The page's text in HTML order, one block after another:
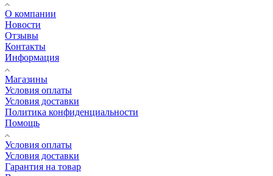
О компании
Новости
Отзывы
Контакты
Информация
Магазины
Условия оплаты
Условия доставки
Политика конфиденциальности
Помощь
Условия оплаты
Условия доставки
Гарантия на товар